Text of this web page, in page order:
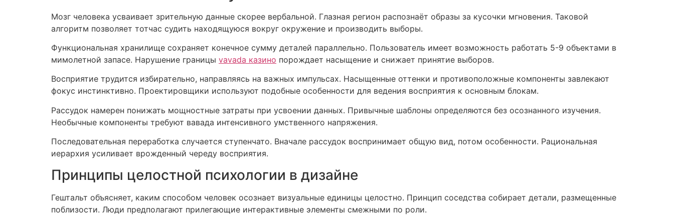
Мозг человека усваивает зрительную данные скорее вербальной. Глазная регион распознаёт образы за кусочки мгновения. Таковой
алгоритм позволяет тотчас судить находящуюся вокруг окружение и производить выборы.
Функциональная хранилище сохраняет конечное сумму деталей параллельно. Пользователь имеет возможность работать 5-9 объектами в
мимолетной запасе. Нарушение границы vavada казино порождает насыщение и снижает принятие выборов.
Восприятие трудится избирательно, направляясь на важных импульсах. Насыщенные оттенки и противоположные компоненты завлекают
фокус инстинктивно. Проектировщики используют подобные особенности для ведения восприятия к основным блокам.
Рассудок намерен понижать мощностные затраты при усвоении данных. Привычные шаблоны определяются без осознанного изучения.
Необычные компоненты требуют вавада интенсивного умственного напряжения.
Последовательная переработка случается ступенчато. Вначале рассудок воспринимает общую вид, потом особенности. Рациональная
иерархия усиливает врожденный череду восприятия.
Принципы целостной психологии в дизайне
Гештальт объясняет, каким способом человек осознает визуальные единицы целостно. Принцип соседства собирает детали, размещенные
поблизости. Люди предполагают прилегающие интерактивные элементы смежными по роли.